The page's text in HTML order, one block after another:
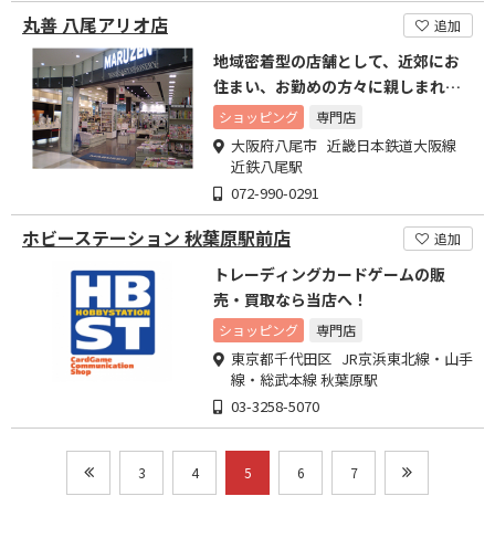
丸善 八尾アリオ店 追加
地域密着型の店舗として、近郊にお
住まい、お勤めの方々に親しまれる
店作りを目指しております。
ショッピング 専門店
大阪府八尾市 近畿日本鉄道大阪線
近鉄八尾駅
072-990-0291
ホビーステーション 秋葉原駅前店 追加
トレーディングカードゲームの販
売・買取なら当店へ！
ショッピング 専門店
東京都千代田区 JR京浜東北線・山手
線・総武本線 秋葉原駅
03-3258-5070
3 4 5 6 7